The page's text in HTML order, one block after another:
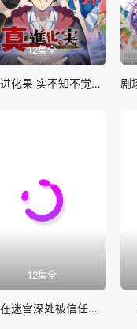
12集全
真・进化果 实不知不觉踏上胜利的人生
12集全
差点在迷宫深处被信任的伙伴杀掉，但靠着天赐技能「无限扭蛋」获得等级9999的伙伴，我要向前队友和世界展开复仇&amp;「给他们好看！」